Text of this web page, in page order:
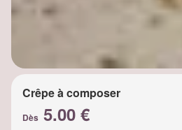
Crêpe à composer
Dès 5.00 €